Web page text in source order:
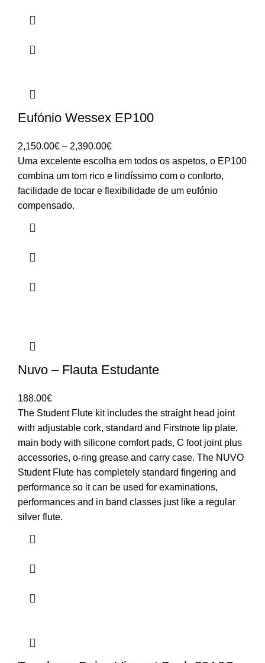
Eufónio Wessex EP100
2,150.00€ – 2,390.00€Price
range:
2,150.00€
through
Uma excelente escolha em todos os aspetos, o EP100
combina um tom rico e lindíssimo com o conforto,
facilidade de tocar e flexibilidade de um eufónio
compensado.
Nuvo – Flauta Estudante
188.00€
The Student Flute kit includes the straight head joint
with adjustable cork, standard and Firstnote lip plate,
main body with silicone comfort pads, C foot joint plus
accessories, o-ring grease and carry case. The NUVO
Student Flute has completely standard fingering and
performance so it can be used for examinations,
performances and in band classes just like a regular
silver flute.